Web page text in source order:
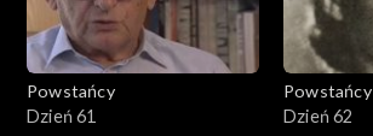
Powstańcy
Dzień 61
Powstańcy
Dzień 62